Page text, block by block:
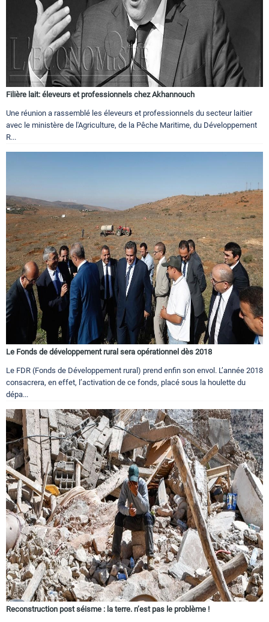
Filière lait: éleveurs et professionnels chez Akhannouch
Une réunion a rassemblé les éleveurs et professionnels du secteur laitier
avec le ministère de l'Agriculture, de la Pêche Maritime, du Développement
R...
Le Fonds de développement rural sera opérationnel dès 2018
Le FDR (Fonds de Développement rural) prend enfin son envol. L’année 2018
consacrera, en effet, l’activation de ce fonds, placé sous la houlette du
dépa...
Reconstruction post séisme : la terre. n’est pas le problème !